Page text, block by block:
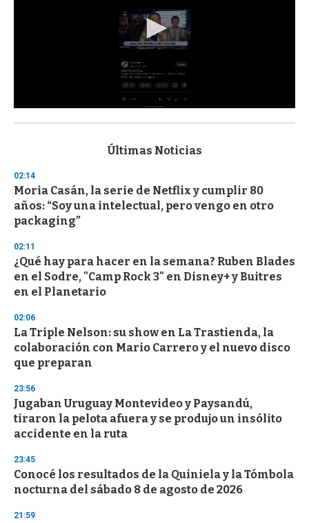
s
d
s
o
f
3
s
c
o
n
Últimas Noticias
02:14
Moria Casán, la serie de Netflix y cumplir 80
años: “Soy una intelectual, pero vengo en otro
packaging”
02:11
¿Qué hay para hacer en la semana? Ruben Blades
en el Sodre, "Camp Rock 3" en Disney+ y Buitres
en el Planetario
02:06
La Triple Nelson: su show en La Trastienda, la
colaboración con Mario Carrero y el nuevo disco
que preparan
23:56
Jugaban Uruguay Montevideo y Paysandú,
tiraron la pelota afuera y se produjo un insólito
accidente en la ruta
23:45
Conocé los resultados de la Quiniela y la Tómbola
nocturna del sábado 8 de agosto de 2026
21:59